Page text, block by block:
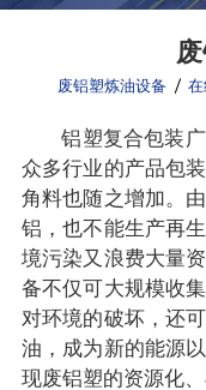
废铝塑炼油设备
铝塑复合包装
众多行业的产品包
角料也随之增加。
铝，也不能生产再
境污染又浪费大量
备不仅可大规模收
对环境的破坏，还
油，成为新的能源
现废铝塑的资源化、